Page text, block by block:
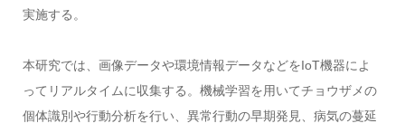
実施する。
本研究では、画像データや環境情報データなどをIoT機器によ
ってリアルタイムに収集する。機械学習を用いてチョウザメの
個体識別や行動分析を行い、異常行動の早期発見、病気の蔓延